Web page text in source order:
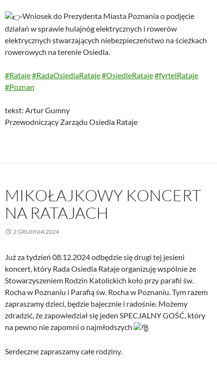
Wniosek do Prezydenta Miasta Poznania o podjęcie
działań w sprawie hulajnóg elektrycznych i rowerów
elektrycznych stwarzających niebezpieczeństwo na ścieżkach
rowerowych na terenie Osiedla.
#Rataje#RadaOsiedlaRataje#OsiedleRataje#fyrtelRataje
#Poznan
tekst: Artur Gumny
Przewodniczący Zarządu Osiedla Rataje
MIKOŁAJKOWY KONCERT
NA RATAJACH
2 GRUDNIA 2024
Już za tydzień 08.12.2024 odbędzie się drugi tej jesieni
koncert, który Rada Osiedla Rataje organizuję wspólnie ze
Stowarzyszeniem Rodzin Katolickich koło przy parafii św.
Rocha w Poznaniu i Parafią św. Rocha w Poznaniu. Tym razem
zapraszamy dzieci, będzie bajecznie i radośnie. Możemy
zdradzić, że zapowiedział się jeden SPECJALNY GOŚĆ, który
na pewno nie zapomni o najmłodszych
Serdeczne zapraszamy całe rodziny.